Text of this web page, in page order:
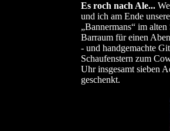
Es roch nach Ale...
und ich am Ende
„Bannermans“ im
Barraum für einen
- und handgemachte
Schaufenstern zum
Uhr insgesamt sieben
geschenkt.